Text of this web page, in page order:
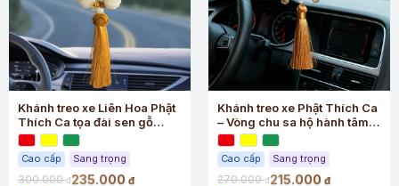
Khánh treo xe Liên Hoa Phật
Thích Ca tọa đài sen gỗ
hoàng dương cao cấp
Cao cấp Sang trọng
300.000đ235.000 đ
Khánh treo xe Phật Thích Ca
– Vòng chu sa hộ hành tâm
an
Cao cấp Sang trọng
270.000đ215.000 đ